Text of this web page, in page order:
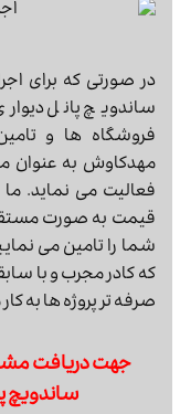
در صورتی که برای
ساندویچ پانل
فروشگاه ها و
مهدکاوش به عنوان
فعالیت می نماید.
قیمت به صورت
شما را تامین می
که کادر مجرب و با
صرفه تر پروژه ها به
جهت دریافت
ساندویچ